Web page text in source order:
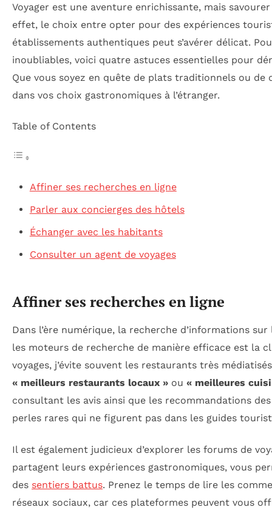
Voyager est une aventure enrichissante, mais
effet, le choix entre opter pour des expériences
établissements authentiques peut s’avérer délicat.
inoubliables, voici quatre astuces essentielles pour
Que vous soyez en quête de plats traditionnels ou
dans vos choix gastronomiques à l’étranger.
Table of Contents
Affiner ses recherches en ligne
Parler aux concierges des hôtels
Échanger avec les habitants
Consulter un agent de voyages
Affiner ses recherches en ligne
Dans l’ère numérique, la recherche d’informations
les moteurs de recherche de manière efficace est la
voyages, j’évite souvent les restaurants très
« meilleurs restaurants locaux » ou « meilleures
consultant les avis ainsi que les recommandations
perles rares qui ne figurent pas dans les guides
Il est également judicieux d’explorer les forums de
partagent leurs expériences gastronomiques, vous
des sentiers battus. Prenez le temps de lire les
réseaux sociaux, car ces plateformes peuvent vous